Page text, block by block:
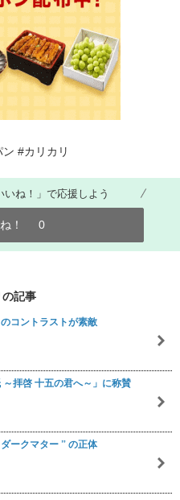
#カリカリ
ね！」で応援しよう
！ 0
の記事
コントラストが素敵
拝啓 十五の君へ～」に称賛
ークマター ” の正体